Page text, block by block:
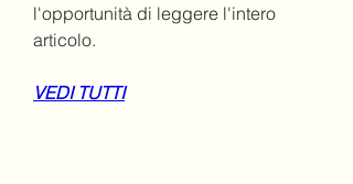
l'opportunità di leggere l'intero
articolo.
VEDI TUTTI